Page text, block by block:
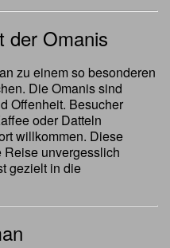
der Omanis
zu einem so besonderen
Die Omanis sind
Offenheit. Besucher
oder Datteln
willkommen. Diese
unvergesslich
gezielt in die